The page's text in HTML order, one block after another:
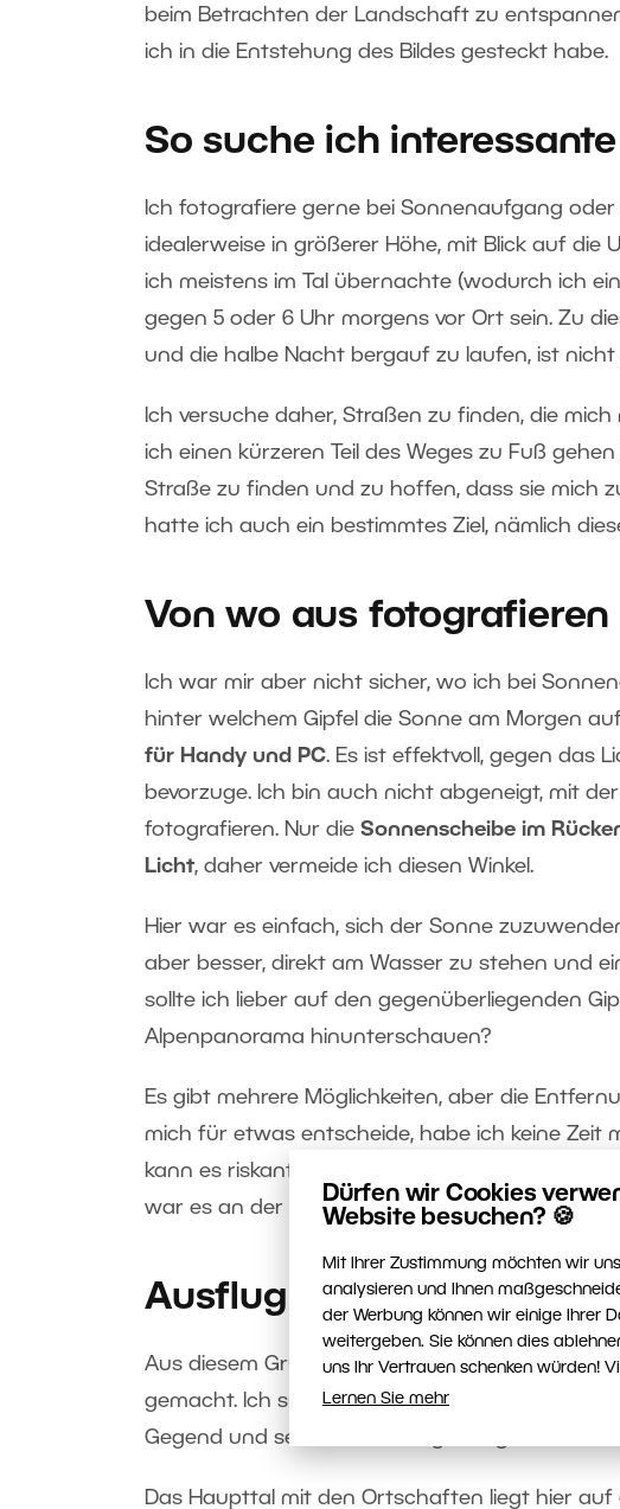
Dürfen wir Cookies
Website besuchen? 🍪
Mit Ihrer Zustimmung möchten wir
analysieren und Ihnen
der Werbung können wir einige Ihrer
weitergeben. Sie können dies
uns Ihr Vertrauen schenken würden!
Lernen Sie mehr
beim Betrachten der Landschaft zu
ich in die Entstehung des Bildes gesteckt habe.
So suche ich
Ich fotografiere gerne bei Sonnenaufgang
idealerweise in größerer Höhe, mit Blick auf die
ich meistens im Tal übernachte (wodurch ich
gegen 5 oder 6 Uhr morgens vor Ort sein. Zu
und die halbe Nacht bergauf zu laufen, ist nicht
Ich versuche daher, Straßen zu finden, die
ich einen kürzeren Teil des Weges zu Fuß
Straße zu finden und zu hoffen, dass sie mich
hatte ich auch ein bestimmtes Ziel, nämlich
Von wo aus fotografieren
Ich war mir aber nicht sicher, wo ich bei
hinter welchem Gipfel die Sonne am Morgen
für Handy und PC. Es ist effektvoll, gegen das
bevorzuge. Ich bin auch nicht abgeneigt, mit
fotografieren. Nur die Sonnenscheibe im
Licht, daher vermeide ich diesen Winkel.
Hier war es einfach, sich der Sonne
aber besser, direkt am Wasser zu stehen und
sollte ich lieber auf den gegenüberliegenden
Alpenpanorama hinunterschauen?
Es gibt mehrere Möglichkeiten, aber die
mich für etwas entscheide, habe ich keine Zeit
kann es riskant sein, im Dunkeln in
war es an der Zeit, ein paar erste Recherchen
Ausflug am Vortag
Aus diesem Grund habe ich am Tag zuvor
gemacht. Ich suche eine interessante Stelle
Gegend und sehe mir die Umgebung bei Licht
Das Haupttal mit den Ortschaften liegt hier auf